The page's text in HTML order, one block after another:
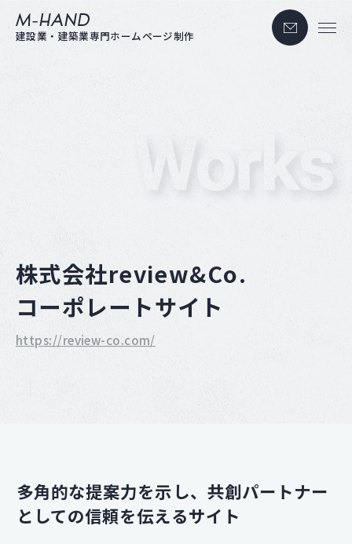
M-hand
建設業・建築業専門ホームページ制作
お問い合わせ
株式会社review&Co.
コーポレートサイト
https://review-co.com/
多角的な提案力を示し、共創パートナー
としての信頼を伝えるサイト